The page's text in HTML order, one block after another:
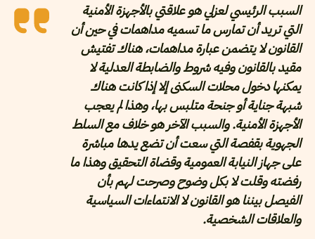
السبب الرئيسي لعزلي هو علاقتي بالأجهزة الأمنية
التي تريد أن تمارس ما تسميه مداهمات في حين أن
القانون لا يتضمن عبارة مداهمات، هناك تفتيش
مقيد بالقانون وفيه شروط والضابطة العدلية لا
يمكنها دخول محلات السكنى إلا إذا كانت هناك
شبهة جناية أو جنحة متلبس بها، وهذا لم يعجب
الأجهزة الأمنية. والسبب الآخر هو خلاف مع السلط
الجهوية بقفصة التي سعت أن تضع يدها مباشرة
على جهاز النيابة العمومية وقضاة التحقيق وهذا ما
رفضته وقلت لا بكل وضوح وصرحت لهم بأن
الفيصل بيننا هو القانون لا الانتماءات السياسية
والعلاقات الشخصية.